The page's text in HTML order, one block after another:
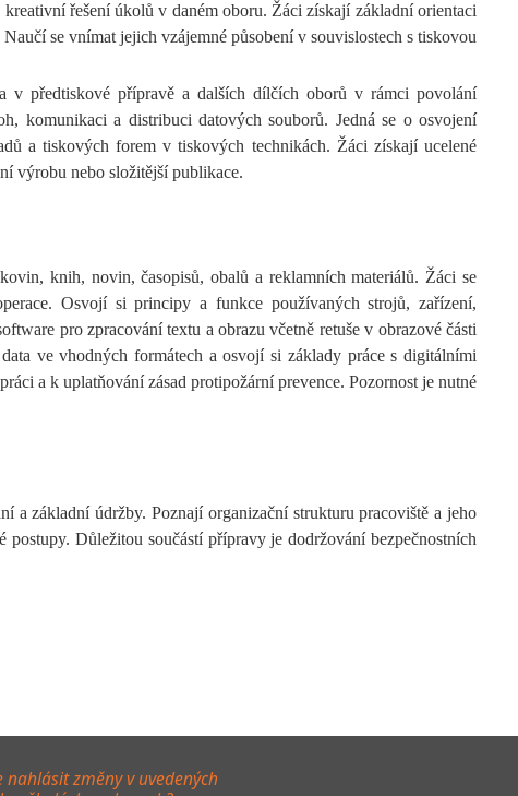
řešení úkolů v daném oboru. Žáci získají základní orientaci
se vnímat jejich vzájemné působení v souvislostech s tiskovou
v předtiskové přípravě a dalších dílčích oborů v rámci povolání
komunikaci a distribuci datových souborů. Jedná se o osvojení
a tiskových forem v tiskových technikách. Žáci získají ucelené
výrobu nebo složitější publikace.
knih, novin, časopisů, obalů a reklamních materiálů. Žáci se
Osvojí si principy a funkce používaných strojů, zařízení,
pro zpracování textu a obrazu včetně retuše v obrazové části
ve vhodných formátech a osvojí si základy práce s digitálními
a k uplatňování zásad protipožární prevence. Pozornost je nutné
a základní údržby. Poznají organizační strukturu pracoviště a jeho
Důležitou součástí přípravy je dodržování bezpečnostních
nahlásit změny v uvedených